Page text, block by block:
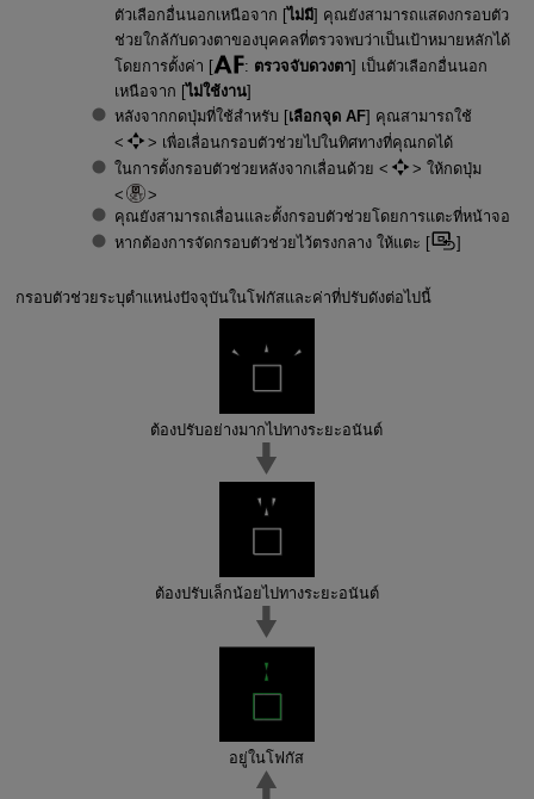
ตัวเลือกอื่นนอกเหนือจาก [ไม่มี] คุณยังสามารถแสดงกรอบตัว
ช่วยใกล้กับดวงตาของบุคคลที่ตรวจพบว่าเป็นเป้าหมายหลักได้
โดยการตั้งค่า [
: ตรวจจับดวงตา] เป็นตัวเลือกอื่นนอก
เหนือจาก [ไม่ใช้งาน]
หลังจากกดปุ่มที่ใช้สำหรับ [เลือกจุด AF] คุณสามารถใช้
เพื่อเลื่อนกรอบตัวช่วยไปในทิศทางที่คุณกดได้
ในการตั้งกรอบตัวช่วยหลังจากเลื่อนด้วย
ให้กดปุ่ม
คุณยังสามารถเลื่อนและตั้งกรอบตัวช่วยโดยการแตะที่หน้าจอ
หากต้องการจัดกรอบตัวช่วยไว้ตรงกลาง ให้แตะ [
]
กรอบตัวช่วยระบุตำแหน่งปัจจุบันในโฟกัสและค่าที่ปรับดังต่อไปนี้
ต้องปรับอย่างมากไปทางระยะอนันต์
ต้องปรับเล็กน้อยไปทางระยะอนันต์
อยู่ในโฟกัส